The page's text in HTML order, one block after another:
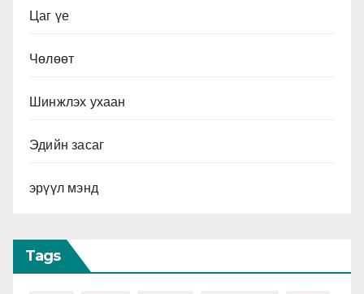
Цаг үе
Чөлөөт
Шинжлэх ухаан
Эдийн засаг
эрүүл мэнд
Tags